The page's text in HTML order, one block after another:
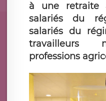
à une retraite
salariés du
salariés du
travailleurs
professions